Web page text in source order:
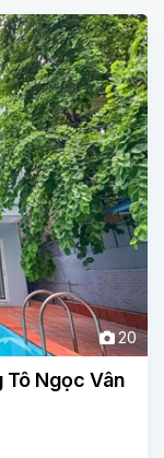
20
Ngọc Vân